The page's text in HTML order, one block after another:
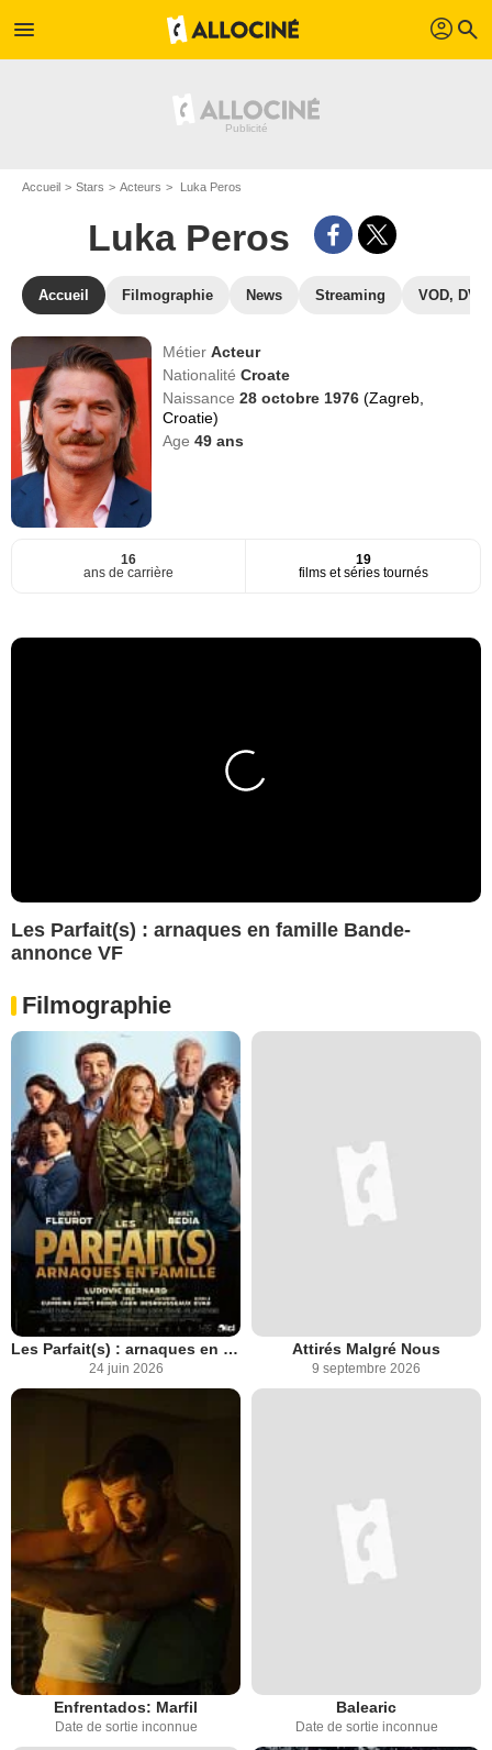
menu profil search
Accueil Stars Acteurs Luka Peros
Luka Peros
Accueil Filmographie News Streaming VOD, DVD
MétierActeur
NationalitéCroate
Naissance28 octobre 1976(Zagreb,
Croatie)
Age49 ans
16
ans de carrière
19
films et séries tournés
Les Parfait(s) : arnaques en famille Bande-
annonce VF
Filmographie
Les Parfait(s) : arnaques en famille
24 juin 2026
Attirés Malgré Nous
9 septembre 2026
Enfrentados: Marfil
Date de sortie inconnue
Balearic
Date de sortie inconnue